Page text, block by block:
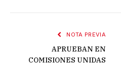
NOTA PREVIA
APRUEBAN EN
COMISIONES UNIDAS